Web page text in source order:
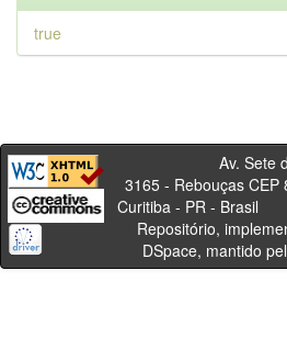
true
Av. Sete de
3165 - Rebouças CEP
Curitiba - PR
Repositório,
DSpace, mantido